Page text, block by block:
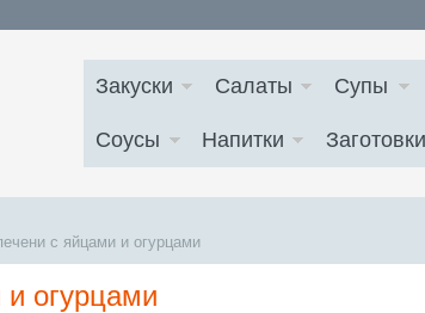
Закуски Салаты Супы
Соусы Напитки Заготовки
с яйцами и огурцами
огурцами